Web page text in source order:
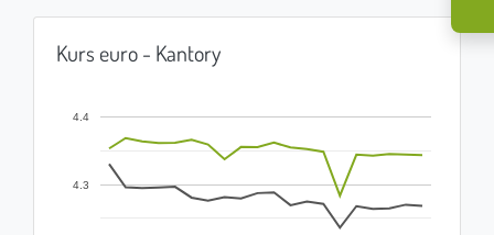
Kurs euro - Kantory
4.3
4.4